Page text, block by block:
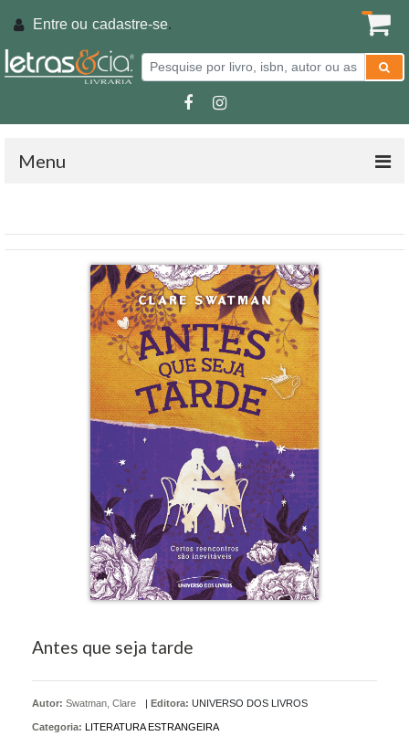
Entre ou cadastre-se.
Menu
Antes que seja tarde
Autor: Swatman, Clare Editora: UNIVERSO DOS LIVROS
Categoria: LITERATURA ESTRANGEIRA